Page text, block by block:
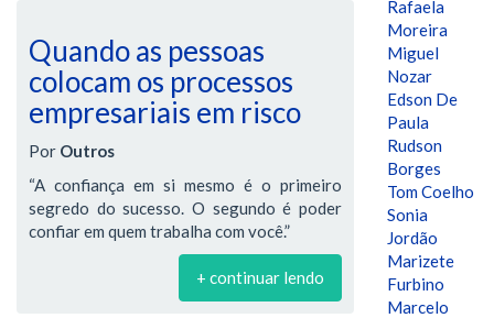
Quando as pessoas
colocam os processos
empresariais em risco
Por Outros
“A confiança em si mesmo é o primeiro
segredo do sucesso. O segundo é poder
confiar em quem trabalha com você.”
+ continuar lendo
Rafaela
Moreira
Miguel
Nozar
Edson De
Paula
Rudson
Borges
Tom Coelho
Sonia
Jordão
Marizete
Furbino
Marcelo